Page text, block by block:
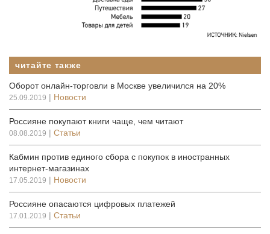
читайте также
Оборот онлайн-торговли в Москве увеличился на 20%
25.09.2019 | Новости
Россияне покупают книги чаще, чем читают
08.08.2019 | Статьи
Кабмин против единого сбора с покупок в иностранных
интернет-магазинах
17.05.2019 | Новости
Россияне опасаются цифровых платежей
17.01.2019 | Статьи